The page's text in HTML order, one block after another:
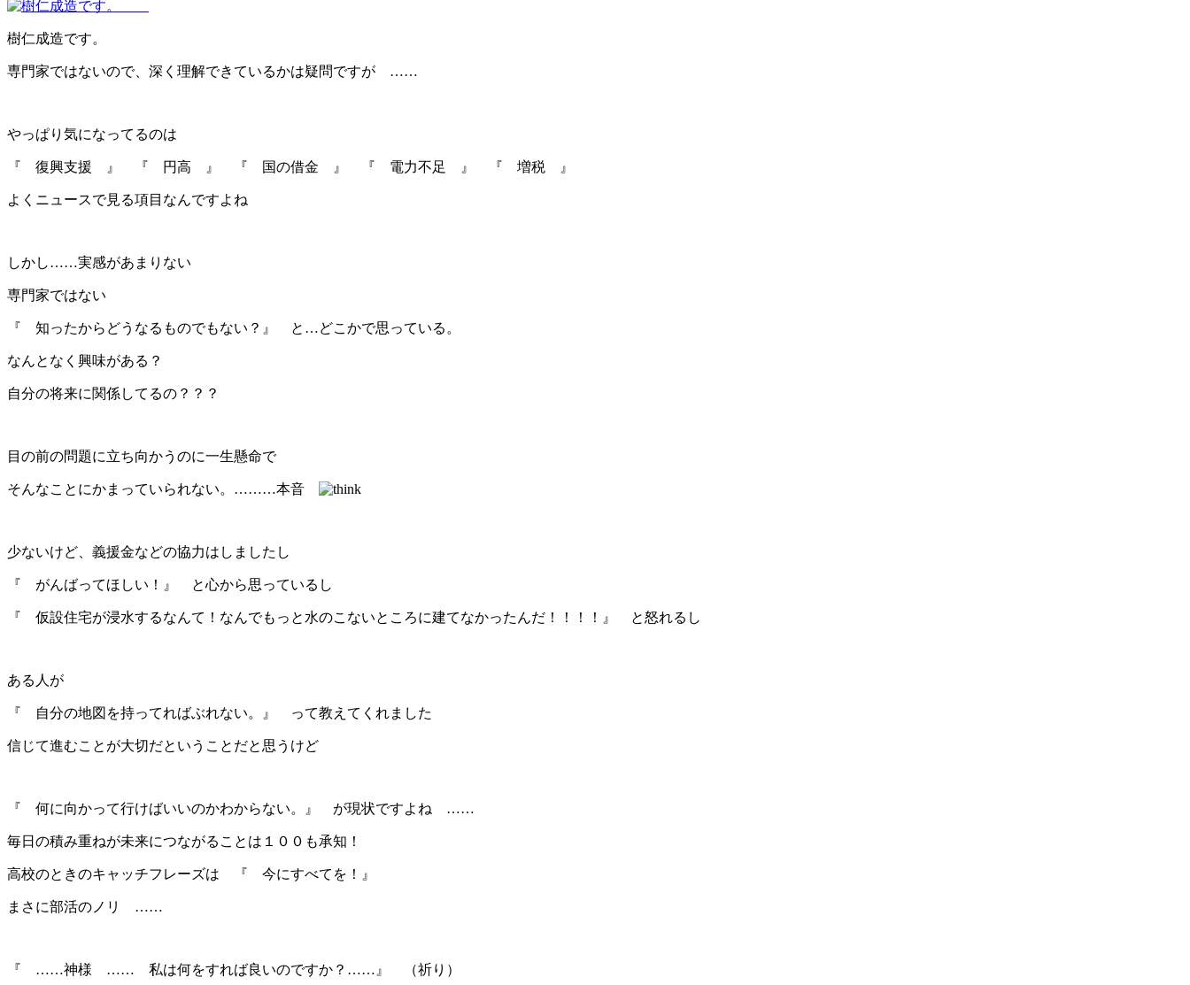
樹仁成造です。
専門家ではないので、深く理解できているかは疑問ですが ……
やっぱり気になってるのは
『 復興支援 』 『 円高 』 『 国の借金 』 『 電力不足 』 『 増税 』
よくニュースで見る項目なんですよね
しかし……実感があまりない
専門家ではない
『 知ったからどうなるものでもない？』 と…どこかで思っている。
なんとなく興味がある？
自分の将来に関係してるの？？？
目の前の問題に立ち向かうのに一生懸命で
そんなことにかまっていられない。………本音
少ないけど、義援金などの協力はしましたし
『 がんばってほしい！』 と心から思っているし
『 仮設住宅が浸水するなんて！なんでもっと水のこないところに建てなかったんだ！！！！』 と怒れるし
ある人が
『 自分の地図を持ってればぶれない。』 って教えてくれました
信じて進むことが大切だということだと思うけど
『 何に向かって行けばいいのかわからない。』 が現状ですよね ……
毎日の積み重ねが未来につながることは１００も承知！
高校のときのキャッチフレーズは 『 今にすべてを！』
まさに部活のノリ ……
『 ……神様 …… 私は何をすれば良いのですか？……』 （祈り）